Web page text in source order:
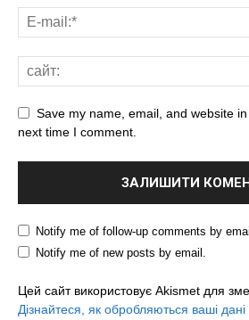
Save my name, email, and website
next time I comment.
Notify me of follow-up comments by
Notify me of new posts by email.
Цей сайт використовує Akismet для
Дізнайтеся, як обробляються ваші дані